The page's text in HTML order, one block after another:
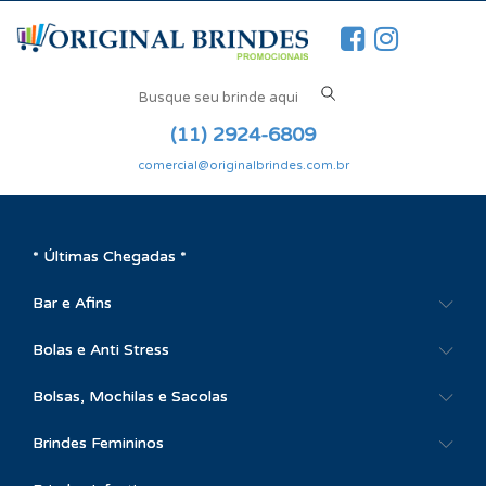
(11) 2924-6809
comercial@originalbrindes.com.br
* Últimas Chegadas *
Bar e Afins
Bolas e Anti Stress
Bolsas, Mochilas e Sacolas
Brindes Femininos